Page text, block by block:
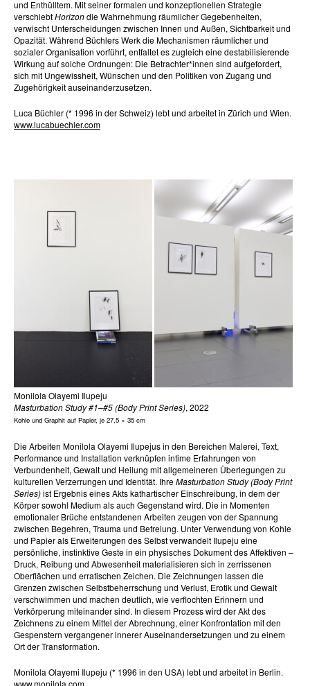
und Enthülltem. Mit seiner formalen und konzeptionellen Strategie
verschiebtHorizondie Wahrnehmung räumlicher Gegebenheiten,
verwischt Unterscheidungen zwischen Innen und Außen, Sichtbarkeit und
Opazität. Während Büchlers Werk die Mechanismen räumlicher und
sozialer Organisation vorführt, entfaltet es zugleich eine destabilisierende
Wirkung auf solche Ordnungen: Die Betrachter*innen sind aufgefordert,
sich mit Ungewissheit, Wünschen und den Politiken von Zugang und
Zugehörigkeit auseinanderzusetzen.
Luca Büchler (* 1996 in der Schweiz) lebt und arbeitet in Zürich und Wien.
www.lucabuechler.com
Monilola Olayemi Ilupeju
Masturbation Study #1–#5 (Body Print Series), 2022
Kohle und Graphit auf Papier, je 27,5 × 35 cm
Die Arbeiten Monilola Olayemi Ilupejus in den Bereichen Malerei, Text,
Performance und Installation verknüpfen intime Erfahrungen von
Verbundenheit, Gewalt und Heilung mit allgemeineren Überlegungen zu
kulturellen Verzerrungen und Identität. IhreMasturbation Study (Body Print
Series)ist Ergebnis eines Akts kathartischer Einschreibung, in dem der
Körper sowohl Medium als auch Gegenstand wird. Die in Momenten
emotionaler Brüche entstandenen Arbeiten zeugen von der Spannung
zwischen Begehren, Trauma und Befreiung. Unter Verwendung von Kohle
und Papier als Erweiterungen des Selbst verwandelt Ilupeju eine
persönliche, instinktive Geste in ein physisches Dokument des Affektiven –
Druck, Reibung und Abwesenheit materialisieren sich in zerrissenen
Oberflächen und erratischen Zeichen. Die Zeichnungen lassen die
Grenzen zwischen Selbstbeherrschung und Verlust, Erotik und Gewalt
verschwimmen und machen deutlich, wie verflochten Erinnern und
Verkörperung miteinander sind. In diesem Prozess wird der Akt des
Zeichnens zu einem Mittel der Abrechnung, einer Konfrontation mit den
Gespenstern vergangener innerer Auseinandersetzungen und zu einem
Ort der Transformation.
Monilola Olayemi Ilupeju (* 1996 in den USA) lebt und arbeitet in Berlin.
www.monilola.com